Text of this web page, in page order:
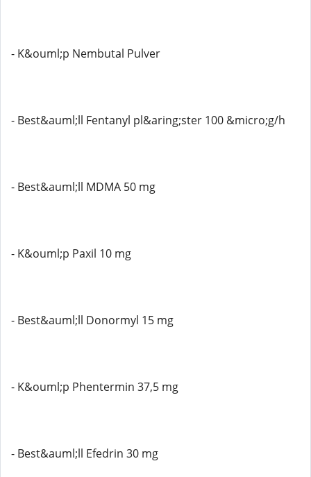
- K&ouml;p Nembutal Pulver
- Best&auml;ll Fentanyl pl&aring;ster 100 &micro;g/h
- Best&auml;ll MDMA 50 mg
- K&ouml;p Paxil 10 mg
- Best&auml;ll Donormyl 15 mg
- K&ouml;p Phentermin 37,5 mg
- Best&auml;ll Efedrin 30 mg